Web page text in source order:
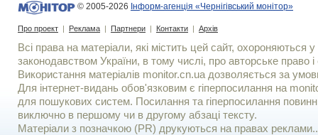
© 2005-2026 Інформ-агенція «Чернігівський монітор»
Про проект | Реклама | Партнери | Контакти | Архів
Всі права на матеріали, які містить цей сайт, охороняються у
законодавством України, в тому числі, про авторське право і
Використання матерiалiв monitor.cn.ua дозволяється за
Для iнтернет-видань обов'язковим є гiперпосилання на
для пошукових систем. Посилання та гіперпосилання
виключно в першому чи в другому абзаці тексту.
Матеріали з позначкою (PR) друкуються на правах реклами..